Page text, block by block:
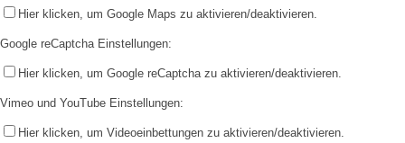
Hier klicken, um Google Maps zu aktivieren/deaktivieren.
Google reCaptcha Einstellungen:
Hier klicken, um Google reCaptcha zu aktivieren/deaktivieren.
Vimeo und YouTube Einstellungen:
Hier klicken, um Videoeinbettungen zu aktivieren/deaktivieren.